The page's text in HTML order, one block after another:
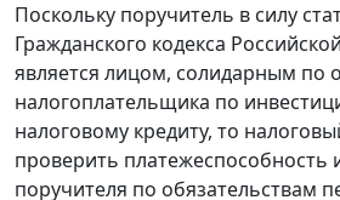
Поскольку поручитель в силу
Гражданского кодекса
является лицом, солидарным по
налогоплательщика по
налоговому кредиту, то
проверить платежеспособность
поручителя по обязательствам